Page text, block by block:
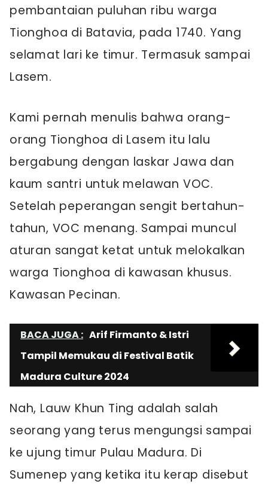
pembantaian puluhan ribu warga
Tionghoa di Batavia, pada 1740. Yang
selamat lari ke timur. Termasuk sampai
Lasem.
Kami pernah menulis bahwa orang-
orang Tionghoa di Lasem itu lalu
bergabung dengan laskar Jawa dan
kaum santri untuk melawan VOC.
Setelah peperangan sengit bertahun-
tahun, VOC menang. Sampai muncul
aturan sangat ketat untuk melokalkan
warga Tionghoa di kawasan khusus.
Kawasan Pecinan.
BACA JUGA : Arif Firmanto & Istri
Tampil Memukau di Festival Batik
Madura Culture 2024
Nah, Lauw Khun Ting adalah salah
seorang yang terus mengungsi sampai
ke ujung timur Pulau Madura. Di
Sumenep yang ketika itu kerap disebut